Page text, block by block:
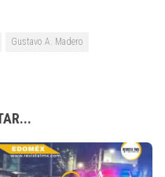
Gustavo A. Madero